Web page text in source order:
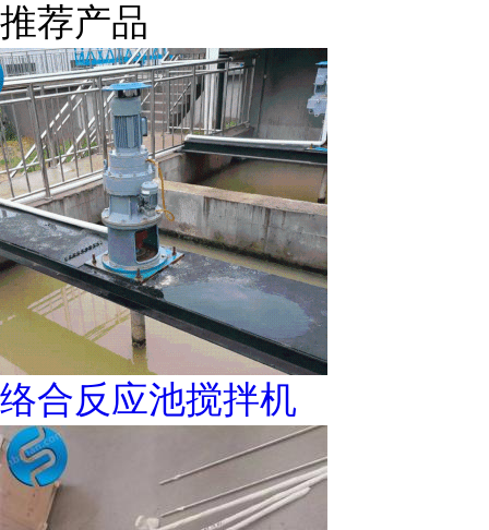
推荐产品
络合反应池搅拌机